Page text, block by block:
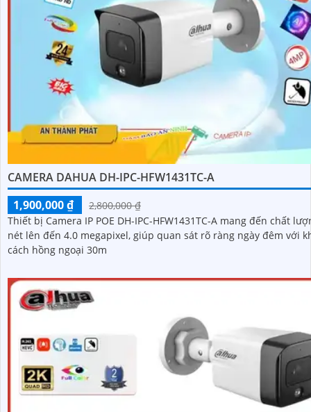
CAMERA DAHUA DH-IPC-HFW1431TC-A
1,900,000 ₫
2,800,000 ₫
Thiết bị Camera IP POE DH-IPC-HFW1431TC-A mang đến chất
nét lên đến 4.0 megapixel, giúp quan sát rõ ràng ngày đêm với
cách hồng ngoại 30m